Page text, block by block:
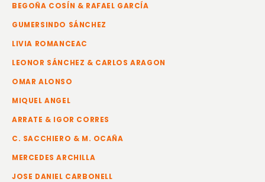
BEGOÑA COSÍN & RAFAEL GARCÍA
GUMERSINDO SÁNCHEZ
LIVIA ROMANCEAC
LEONOR SÁNCHEZ & CARLOS ARAGON
OMAR ALONSO
MIQUEL ANGEL
ARRATE & IGOR CORRES
C. SACCHIERO & M. OCAÑA
MERCEDES ARCHILLA
JOSE DANIEL CARBONELL